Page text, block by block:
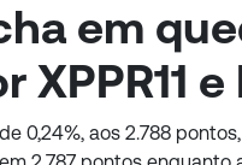
em
e
0,24%, aos 2.788